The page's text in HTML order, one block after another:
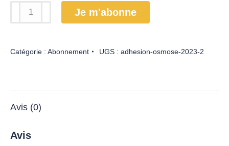
Je m'abonne
Catégorie : Abonnement UGS : adhesion-osmose-2023-2
Avis (0)
Avis